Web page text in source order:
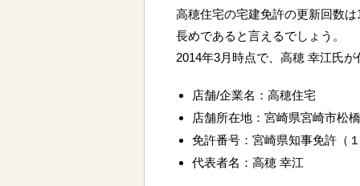
高穂住宅の宅建免許の更新回数
長めであると言えるでしょう。
2014年3月時点で、高穂 幸江氏
店舗/企業名：高穂住宅
店舗所在地：宮崎県宮崎市松
免許番号：宮崎県知事免許（
代表者名：高穂 幸江